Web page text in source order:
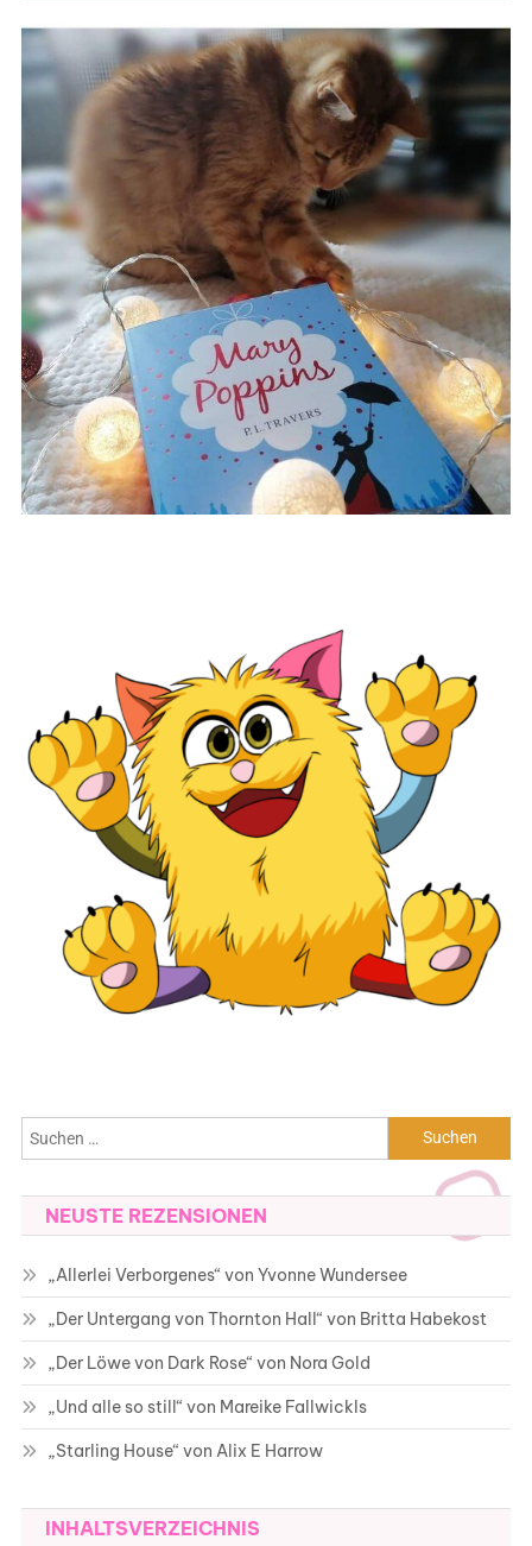
Suchen
nach:
NEUSTE REZENSIONEN
„Allerlei Verborgenes“ von Yvonne Wundersee
„Der Untergang von Thornton Hall“ von Britta Habekost
„Der Löwe von Dark Rose“ von Nora Gold
„Und alle so still“ von Mareike Fallwickls
„Starling House“ von Alix E Harrow
INHALTSVERZEICHNIS